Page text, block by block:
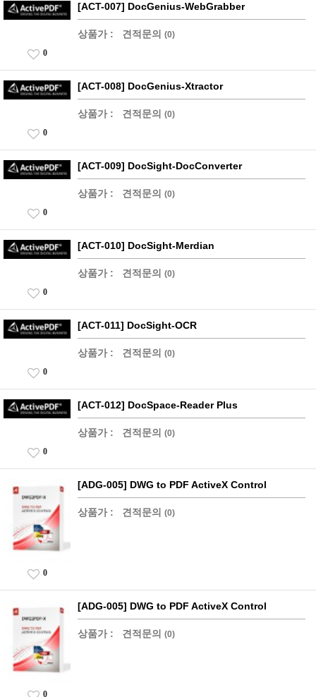
[ACT-007] DocGenius-WebGrabber
상품가 : 견적문의 (0)
0
[ACT-008] DocGenius-Xtractor
상품가 : 견적문의 (0)
0
[ACT-009] DocSight-DocConverter
상품가 : 견적문의 (0)
0
[ACT-010] DocSight-Merdian
상품가 : 견적문의 (0)
0
[ACT-011] DocSight-OCR
상품가 : 견적문의 (0)
0
[ACT-012] DocSpace-Reader Plus
상품가 : 견적문의 (0)
0
[ADG-005] DWG to PDF ActiveX Control
상품가 : 견적문의 (0)
0
[ADG-005] DWG to PDF ActiveX Control
상품가 : 견적문의 (0)
0